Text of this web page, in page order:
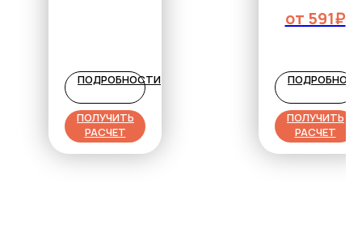
ПОДРОБНОСТИ
ПОЛУЧИТЬ
РАСЧЕТ
140 г/м2, AIR-
от 591₽
ПОЛУЧИТЬ
РАСЧЕТ